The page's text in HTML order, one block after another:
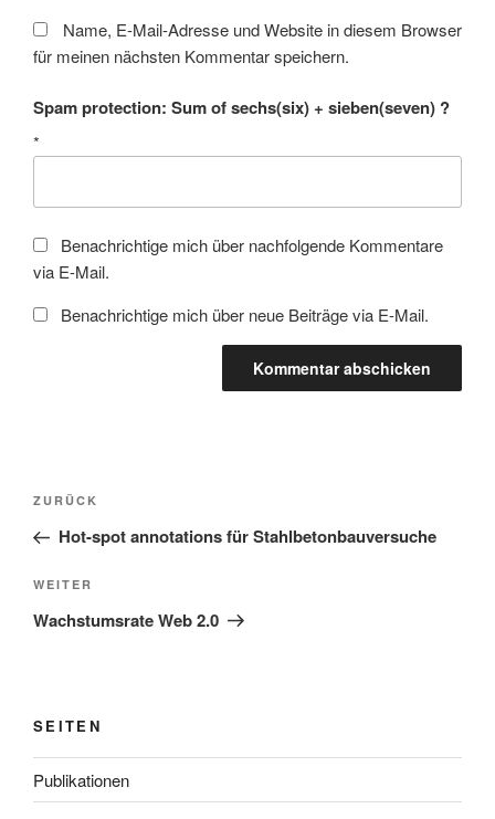
Name, E-Mail-Adresse und Website in diesem Browser
für meinen nächsten Kommentar speichern.
Spam protection: Sum of sechs(six) + sieben(seven) ?
*
Benachrichtige mich über nachfolgende Kommentare
via E-Mail.
Benachrichtige mich über neue Beiträge via E-Mail.
Beitragsnavigation
Vorheriger
Beitrag
ZURÜCK
Hot-spot annotations für Stahlbetonbauversuche
Nächster
Beitrag
WEITER
Wachstumsrate Web 2.0
SEITEN
Publikationen